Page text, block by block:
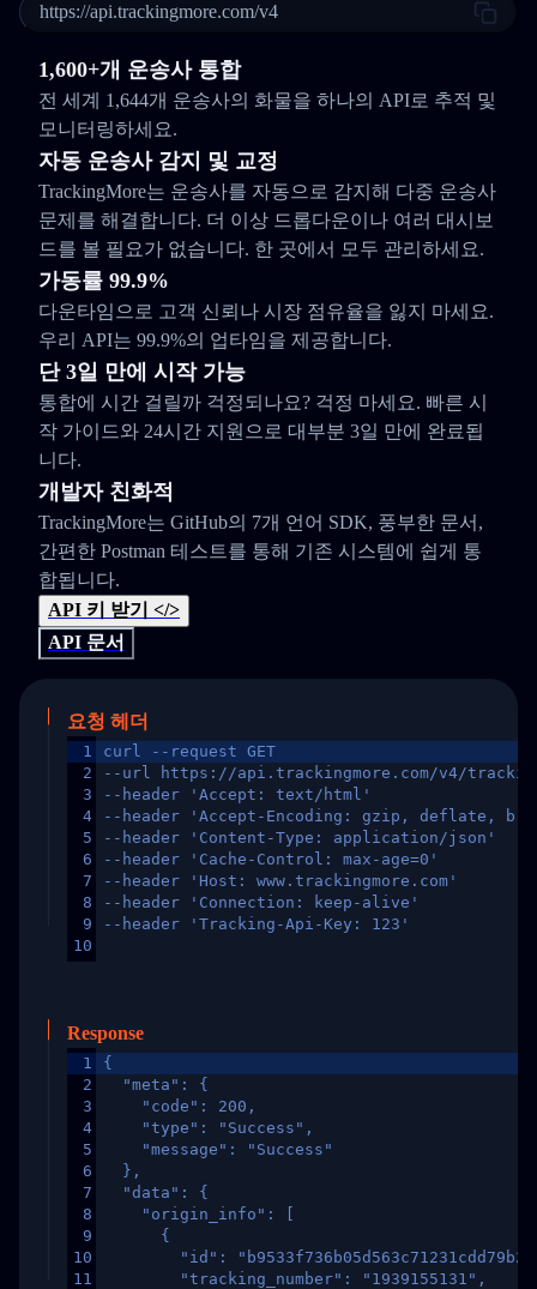
https://api.trackingmore.com/v4
1,600+개 운송사 통합
전 세계 1,644개 운송사의 화물을 하나의 API로 추적 및
모니터링하세요.
자동 운송사 감지 및 교정
TrackingMore는 운송사를 자동으로 감지해 다중 운송사
문제를 해결합니다. 더 이상 드롭다운이나 여러 대시보
드를 볼 필요가 없습니다. 한 곳에서 모두 관리하세요.
가동률 99.9%
다운타임으로 고객 신뢰나 시장 점유율을 잃지 마세요.
우리 API는 99.9%의 업타임을 제공합니다.
단 3일 만에 시작 가능
통합에 시간 걸릴까 걱정되나요? 걱정 마세요. 빠른 시
작 가이드와 24시간 지원으로 대부분 3일 만에 완료됩
니다.
개발자 친화적
TrackingMore는 GitHub의 7개 언어 SDK, 풍부한 문서,
간편한 Postman 테스트를 통해 기존 시스템에 쉽게 통
합됩니다.
API 키 받기 </>
API 문서
요청 헤더
1
2
3
4
5
6
7
8
9
10
curl --request GET
--url https://api.trackingmore.com/v4/trackings/
--header 'Accept: text/html'
--header 'Accept-Encoding: gzip, deflate,
--header 'Content-Type: application/json'
--header 'Cache-Control: max-age=0'
--header 'Host: www.trackingmore.com'
--header 'Connection: keep-alive'
--header 'Tracking-Api-Key: 123'
Response
1
2
3
4
5
6
7
8
9
10
11
{
  "meta": {
    "code": 200,
    "type": "Success",
    "message": "Success"
  },
  "data": {
    "origin_info": [
      {
"id":
        "tracking_number": "1939155131",